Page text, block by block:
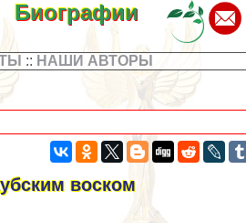
Биографии
:: НАШИ АВТОРЫ
воском